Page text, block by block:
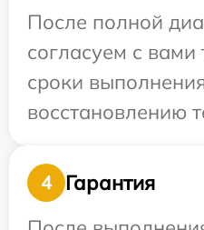
После полной
согласуем с вами
сроки
восстановлению
4
Гарантия